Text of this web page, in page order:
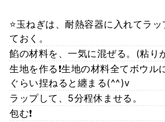
⭐️玉ねぎは、耐熱容器に入れてラ
ておく。
餡の材料を、一気に混ぜる。(粘り
生地を作る❗生地の材料全てボウ
ぐらい捏ねると纏まる(^^)v
ラップして、5分程休ませる。
包む❗